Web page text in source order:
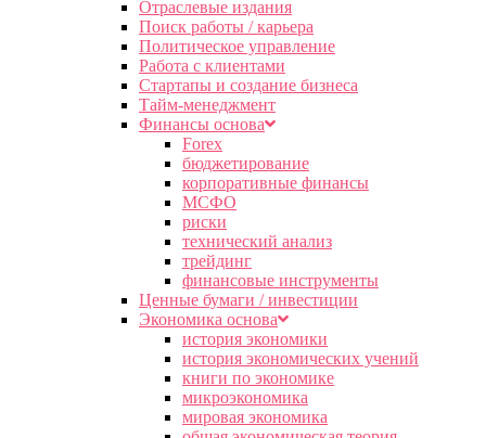
Отраслевые издания
Поиск работы / карьера
Политическое управление
Работа с клиентами
Стартапы и создание бизнеса
Тайм-менеджмент
Финансы основа
Forex
бюджетирование
корпоративные финансы
МСФО
риски
технический анализ
трейдинг
финансовые инструменты
Ценные бумаги / инвестиции
Экономика основа
история экономики
история экономических учений
книги по экономике
микроэкономика
мировая экономика